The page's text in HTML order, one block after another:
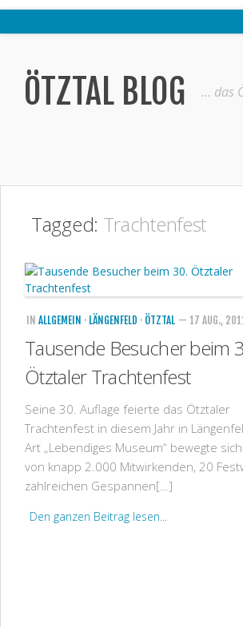
Ötztal
Interviews
Kostenloser Bustransfer ins
Kontakt
Datenschutzerklärung
ÖTZTAL BLOG … das
Tagged: Trachtenfest
IN ALLGEMEIN · LÄNGENFELD · ÖTZTAL — 17 AUG., 2011
Tausende Besucher beim
Ötztaler Trachtenfest
Seine 30. Auflage feierte das Ötztaler
Trachtenfest in diesem Jahr in
Art „Lebendiges Museum“ bewegte
von knapp 2.000 Mitwirkenden, 20
zahlreichen Gespannen[…]
Den ganzen Beitrag lesen...